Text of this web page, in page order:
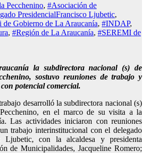
Pecchenino, #Asociación de
PresidencialFrancisco Ljubetic,
de Gobierno de La Araucanía, #INDAP,
, #Región de La Araucanía, #SEREMI de
la subdirectora nacional (s) de
sostuvo reuniones de trabajo y
potencial comercial.
desarrolló la subdirectora nacional (s)
en el marco de su visita a la
Las actividades iniciaron con reuniones
trabajo interinstitucional con el delegado
Ljubetic, con la alcaldesa y presidenta
de Municipalidades, Jacqueline Romero;